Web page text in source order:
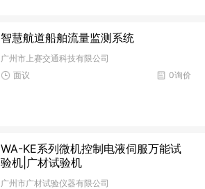
智慧航道船舶流量监测系统
广州市上赛交通科技有限公司
0询价
面议
WA-KE系列微机控制电液伺服万能试
验机|广材试验机
广州市广材试验仪器有限公司